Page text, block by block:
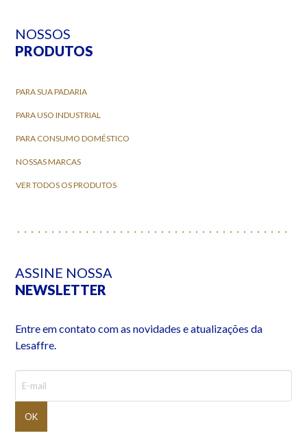
NOSSOS
PRODUTOS
PARA SUA PADARIA
PARA USO INDUSTRIAL
PARA CONSUMO DOMÉSTICO
NOSSAS MARCAS
VER TODOS OS PRODUTOS
ASSINE NOSSA
NEWSLETTER
Entre em contato com as novidades e atualizações da
Lesaffre.